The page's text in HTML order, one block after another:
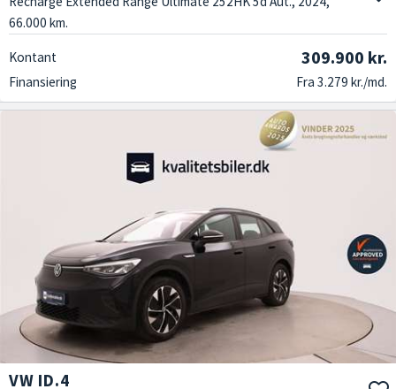
66.000 km.
Kontant 309.900 kr.
Finansiering Fra 3.279 kr./md.
VW ID.4